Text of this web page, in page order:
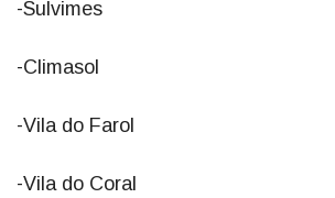
-Sulvimes
-Climasol
-Vila do Farol
-Vila do Coral